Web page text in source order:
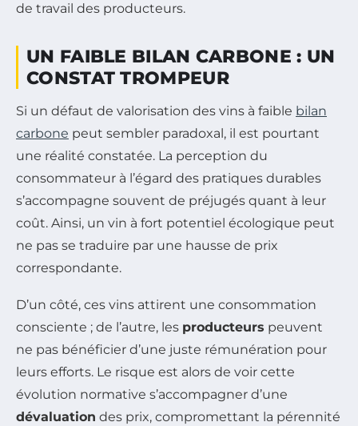
de travail des producteurs.
UN FAIBLE BILAN CARBONE : UN
CONSTAT TROMPEUR
Si un défaut de valorisation des vins à faible bilan
carbone peut sembler paradoxal, il est pourtant
une réalité constatée. La perception du
consommateur à l’égard des pratiques durables
s’accompagne souvent de préjugés quant à leur
coût. Ainsi, un vin à fort potentiel écologique peut
ne pas se traduire par une hausse de prix
correspondante.
D’un côté, ces vins attirent une consommation
consciente ; de l’autre, les producteurs peuvent
ne pas bénéficier d’une juste rémunération pour
leurs efforts. Le risque est alors de voir cette
évolution normative s’accompagner d’une
dévaluation des prix, compromettant la pérennité